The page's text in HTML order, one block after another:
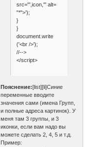
src="',icon,'" alt=
"*">');
}
}
document.write
('<br />');
//-->
</script>
Пояснение:[list][li]Синие
переменные вводите
значения сами (имена Групп,
и полные адреса картинок). У
меня там 3 группы, и 3
иконки, если вам надо вы
можете сделать 2, 4, 5 и т.д.
Пример: